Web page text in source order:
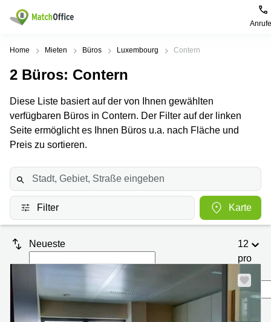
Mieten / Vermieten
Pages
produits
Bureau
Centre
Coworking
Salles
de
réunion
Bureau
virtuel
Villes
Luxembourg
Esch-
sur-
Senningerberg
Bertrange
Sandweiler
Recherches
Сoworking
Luxembourg
Salle de
Luxembourg
Coworking
Centre
Luxembourg
Bureaux
Сoworking
Esch-sur-
Alzette
Hilfe
Über uns
Büro vermieten
Preis
Log-in
Sprache wählen
Luxembourg
Home Mieten Büros Luxembourg Contern
2 Büros: Contern
Diese Liste basiert auf der von Ihnen gewählten
verfügbaren Büros in Contern. Der Filter auf der linken
Seite ermöglicht es Ihnen Büros u.a. nach Fläche und
Preis zu sortieren.
Filter Karte
Neueste
12
pro
Seite